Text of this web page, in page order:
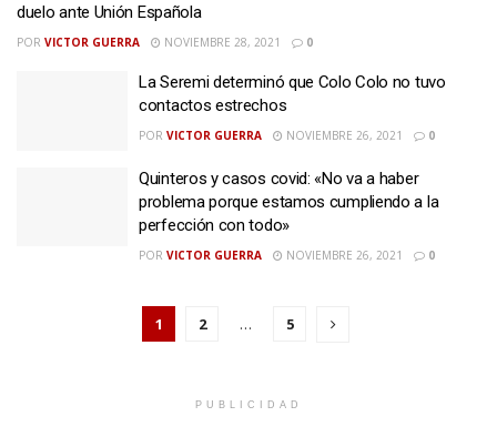
duelo ante Unión Española
POR VICTOR GUERRA NOVIEMBRE 28, 2021 0
La Seremi determinó que Colo Colo no tuvo
contactos estrechos
POR VICTOR GUERRA NOVIEMBRE 26, 2021 0
Quinteros y casos covid: «No va a haber
problema porque estamos cumpliendo a la
perfección con todo»
POR VICTOR GUERRA NOVIEMBRE 26, 2021 0
1 2 … 5
PUBLICIDAD